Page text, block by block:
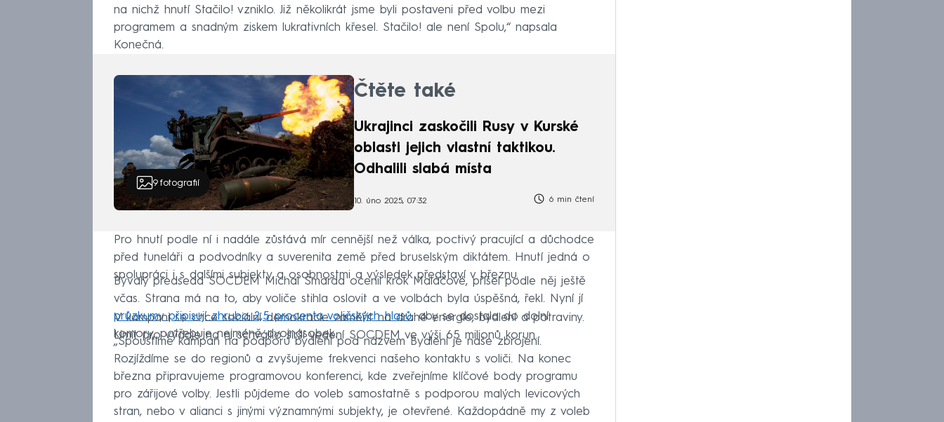
na nichž hnutí Stačilo! vzniklo. Již několikrát jsme byli postaveni před volbu mezi
programem a snadným ziskem lukrativních křesel. Stačilo! ale není Spolu,“ napsala
Konečná.
9fotografií
Čtěte také
Ukrajinci zaskočili Rusy v Kurské
oblasti jejich vlastní taktikou.
Odhalili slabá místa
10. úno 2025, 07:32 6 min čtení
Pro hnutí podle ní i nadále zůstává mír cennější než válka, poctivý pracující a důchodce
před tuneláři a podvodníky a suverenita země před bruselským diktátem. Hnutí jedná o
spolupráci i s dalšími subjekty a osobnostmi a výsledek představí v březnu.
Bývalý předseda SOCDEM Michal Šmarda ocenil krok Maláčové, přišel podle něj ještě
včas. Strana má na to, aby voliče stihla oslovit a ve volbách byla úspěšná, řekl. Nyní jí
průzkumy připisují zhruba 2,5 procenta voličských hlasů, aby se dostala do dolní
komory, potřebuje nejméně dvojnásobek.
V kampani se chce sociální demokracie zaměřit na drahé energie, bydlení a potraviny.
Limit pro výdaje na ni schválilo širší vedení SOCDEM ve výši 65 milionů korun.
„Spouštíme kampaň na podporu bydlení pod názvem Bydlení je naše zbrojení.
Rozjíždíme se do regionů a zvyšujeme frekvenci našeho kontaktu s voliči. Na konec
března připravujeme programovou konferenci, kde zveřejníme klíčové body programu
pro zářijové volby. Jestli půjdeme do voleb samostatně s podporou malých levicových
stran, nebo v alianci s jinými významnými subjekty, je otevřené. Každopádně my z voleb